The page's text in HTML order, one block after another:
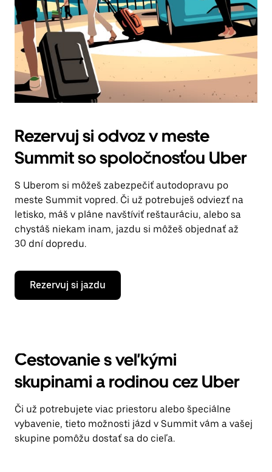
Rezervuj si odvoz v meste
Summit so spoločnosťou Uber
S Uberom si môžeš zabezpečiť autodopravu po
meste Summit vopred. Či už potrebuješ odviezť na
letisko, máš v pláne navštíviť reštauráciu, alebo sa
chystáš niekam inam, jazdu si môžeš objednať až
30 dní dopredu.
Rezervuj si jazdu
Cestovanie s veľkými
skupinami a rodinou cez Uber
Či už potrebujete viac priestoru alebo špeciálne
vybavenie, tieto možnosti jázd v Summit vám a vašej
skupine pomôžu dostať sa do cieľa.